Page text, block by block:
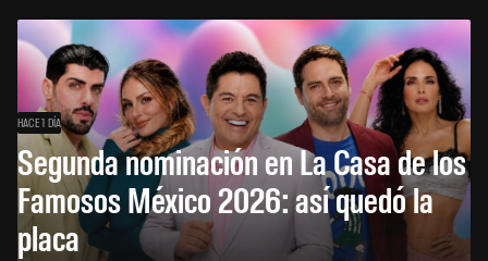
HACE 1 DÍA
Segunda nominación en La Casa de los
Famosos México 2026: así quedó la
placa